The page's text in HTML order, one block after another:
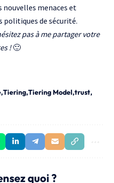
menaces et
politiques de sécurité.
pas à me partager votre
!🙂
Tiering Tiering Model trust
quoi ?